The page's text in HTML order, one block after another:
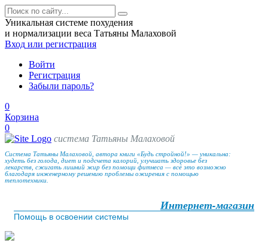
Уникальная системе похудения
и нормализации веса Татьяны Малаховой
Вход или регистрация
Войти
Регистрация
Забыли пароль?
0
Корзина
0
система Татьяны Малаховой
Система Татьяны Малаховой, автора книги «Будь стройной!» — уникальна:
худеть без голода, диет и подсчета калорий, улучшать здоровье без
лекарств, сжигать лишний жир без помощи фитнеса — всё это возможно
благодаря инженерному решению проблемы ожирения с помощью
теплотехники.
Интернет-магазин
Помощь в освоении системы